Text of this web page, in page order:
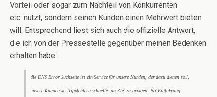
Vorteil oder sogar zum Nachteil von Konkurrenten
etc. nutzt, sondern seinen Kunden einen Mehrwert bieten
will. Entsprechend liest sich auch die offizielle Antwort,
die ich von der Pressestelle gegenüber meinen Bedenken
erhalten habe:
die DNS Error Suchseite ist ein Service für unsere Kunden, der dazu dienen soll,
unsere Kunden bei Tippfehlern schneller an Ziel zu bringen. Bei Einführung